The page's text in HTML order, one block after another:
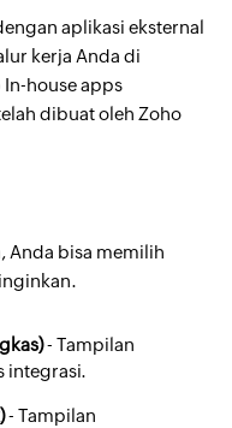
aplikasi eksternal
kerja Anda di
house apps
dibuat oleh Zoho
Anda bisa memilih
- Tampilan
integrasi.
- Tampilan